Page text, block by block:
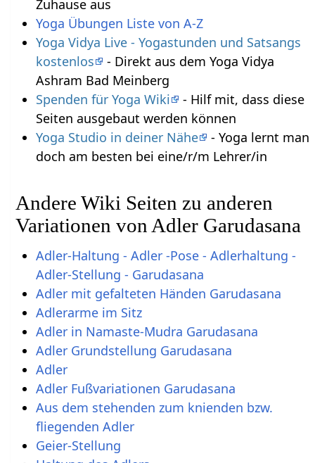
Zuhause aus
Yoga Übungen Liste von A-Z
Yoga Vidya Live - Yogastunden und Satsangs
kostenlos
- Direkt aus dem Yoga Vidya
Ashram Bad Meinberg
Spenden für Yoga Wiki
- Hilf mit, dass diese
Seiten ausgebaut werden können
Yoga Studio in deiner Nähe
- Yoga lernt man
doch am besten bei eine/r/m Lehrer/in
Andere Wiki Seiten zu anderen
Variationen von Adler Garudasana
Adler-Haltung - Adler -Pose - Adlerhaltung -
Adler-Stellung - Garudasana
Adler mit gefalteten Händen Garudasana
Adlerarme im Sitz
Adler in Namaste-Mudra Garudasana
Adler Grundstellung Garudasana
Adler
Adler Fußvariationen Garudasana
Aus dem stehenden zum knienden bzw.
fliegenden Adler
Geier-Stellung